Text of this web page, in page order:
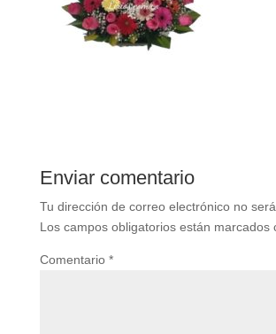
Enviar comentario
Tu dirección de correo electrónico no será
Los campos obligatorios están marcados
Comentario *